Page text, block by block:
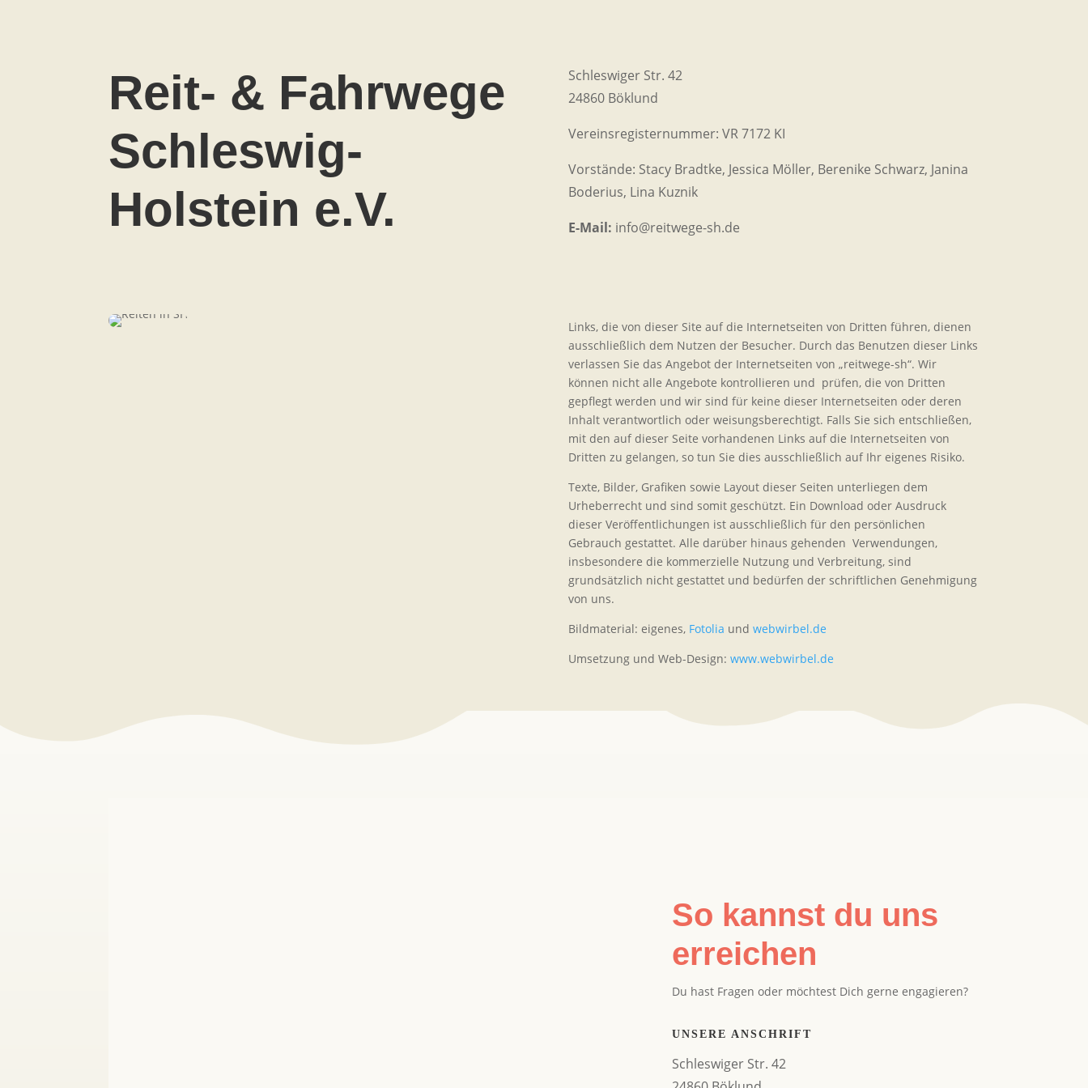
Reit- & Fahrwege
Schleswig-
Holstein e.V.
Schleswiger Str. 42
24860 Böklund
Vereinsregisternummer: VR 7172 KI
Vorstände: Stacy Bradtke, Jessica Möller, Berenike Schwarz, Janina
Boderius, Lina Kuznik
E-Mail: info@reitwege-sh.de
Links, die von dieser Site auf die Internetseiten von Dritten führen, dienen
ausschließlich dem Nutzen der Besucher. Durch das Benutzen dieser Links
verlassen Sie das Angebot der Internetseiten von „reitwege-sh“. Wir
können nicht alle Angebote kontrollieren und prüfen, die von Dritten
gepflegt werden und wir sind für keine dieser Internetseiten oder deren
Inhalt verantwortlich oder weisungsberechtigt. Falls Sie sich entschließen,
mit den auf dieser Seite vorhandenen Links auf die Internetseiten von
Dritten zu gelangen, so tun Sie dies ausschließlich auf Ihr eigenes Risiko.
Texte, Bilder, Grafiken sowie Layout dieser Seiten unterliegen dem
Urheberrecht und sind somit geschützt. Ein Download oder Ausdruck
dieser Veröffentlichungen ist ausschließlich für den persönlichen
Gebrauch gestattet. Alle darüber hinaus gehenden Verwendungen,
insbesondere die kommerzielle Nutzung und Verbreitung, sind
grundsätzlich nicht gestattet und bedürfen der schriftlichen Genehmigung
von uns.
Bildmaterial: eigenes, Fotolia und webwirbel.de
Umsetzung und Web-Design: www.webwirbel.de
So kannst du uns
erreichen
Du hast Fragen oder möchtest Dich gerne engagieren?
UNSERE ANSCHRIFT
Schleswiger Str. 42